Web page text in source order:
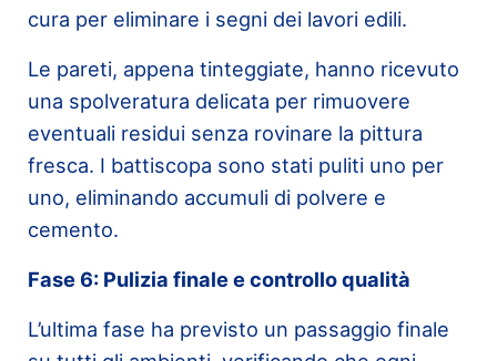
cura per eliminare i segni dei lavori edili.
Le pareti, appena tinteggiate, hanno ricevuto
una spolveratura delicata per rimuovere
eventuali residui senza rovinare la pittura
fresca. I battiscopa sono stati puliti uno per
uno, eliminando accumuli di polvere e
cemento.
Fase 6: Pulizia finale e controllo qualità
L’ultima fase ha previsto un passaggio finale